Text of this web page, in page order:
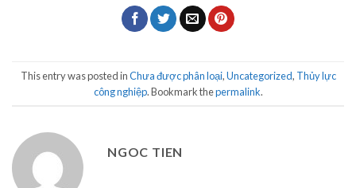
This entry was posted inChưa được phân loại,Uncategorized, Thủy lực
công nghiệp. Bookmark thepermalink.
NGOC TIEN